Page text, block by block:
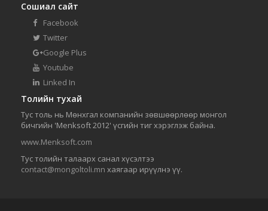
Сошиал сайт
Facebook
Twitter
Google Plus
Youtube
Linked In
Толийн тухай
Тус толь нь Мөнхгал компанийн зөвшөөрлөөр монгол
бичгийн 'Menksoft 2012' үсгийн тиг хэрэглэж байна.
www.Menksoft.com
Тус толийн талаарх санал хүсэлтээ
contact@mongoltoli.mn хаягаар ирүүлнэ үү.